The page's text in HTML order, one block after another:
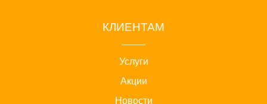
КЛИЕНТАМ
Услуги
Акции
Новости